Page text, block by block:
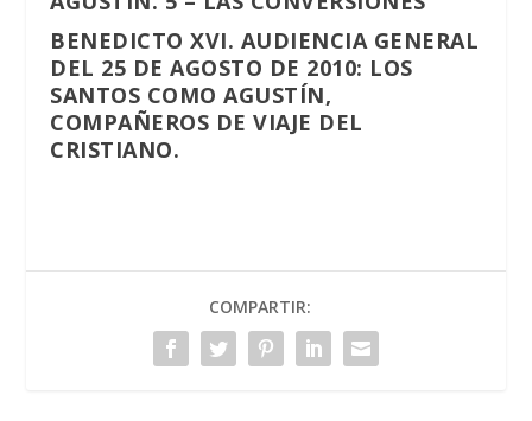
BENEDICTO XVI. AUDIENCIA GENERAL
DEL 25 DE AGOSTO DE 2010: LOS
SANTOS COMO AGUSTÍN,
COMPAÑEROS DE VIAJE DEL
CRISTIANO.
COMPARTIR: